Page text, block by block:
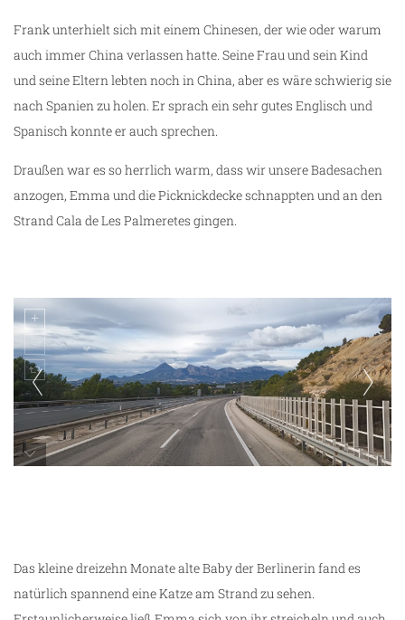
Frank unterhielt sich mit einem Chinesen, der wie oder warum
auch immer China verlassen hatte. Seine Frau und sein Kind
und seine Eltern lebten noch in China, aber es wäre schwierig sie
nach Spanien zu holen. Er sprach ein sehr gutes Englisch und
Spanisch konnte er auch sprechen.
Draußen war es so herrlich warm, dass wir unsere Badesachen
anzogen, Emma und die Picknickdecke schnappten und an den
Strand Cala de Les Palmeretes gingen.
Das kleine dreizehn Monate alte Baby der Berlinerin fand es
natürlich spannend eine Katze am Strand zu sehen.